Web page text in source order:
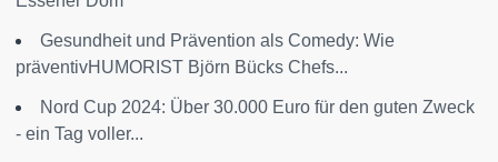
Gesundheit und Prävention als Comedy: Wie
präventivHUMORIST Björn Bücks Chefs...
Nord Cup 2024: Über 30.000 Euro für den guten Zweck
- ein Tag voller...